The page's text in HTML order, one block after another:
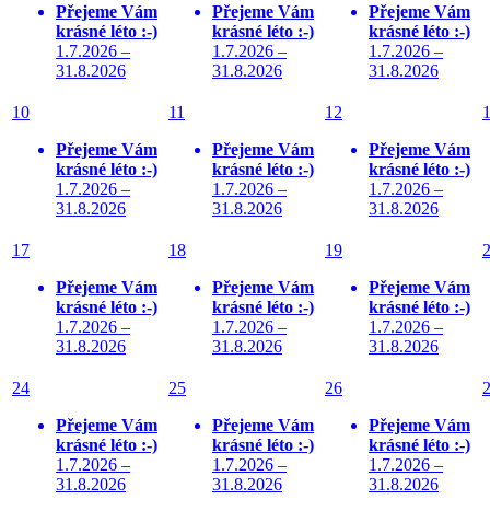
Přejeme Vám
krásné léto :-)
1.7.2026 –
31.8.2026
Přejeme Vám
krásné léto :-)
1.7.2026 –
31.8.2026
Přejeme Vám
krásné léto :-)
1.7.2026 –
31.8.2026
10
Přejeme Vám
krásné léto :-)
1.7.2026 –
31.8.2026
11
Přejeme Vám
krásné léto :-)
1.7.2026 –
31.8.2026
12
Přejeme Vám
krásné léto :-)
1.7.2026 –
31.8.2026
17
Přejeme Vám
krásné léto :-)
1.7.2026 –
31.8.2026
18
Přejeme Vám
krásné léto :-)
1.7.2026 –
31.8.2026
19
Přejeme Vám
krásné léto :-)
1.7.2026 –
31.8.2026
24
Přejeme Vám
krásné léto :-)
1.7.2026 –
31.8.2026
25
Přejeme Vám
krásné léto :-)
1.7.2026 –
31.8.2026
26
Přejeme Vám
krásné léto :-)
1.7.2026 –
31.8.2026